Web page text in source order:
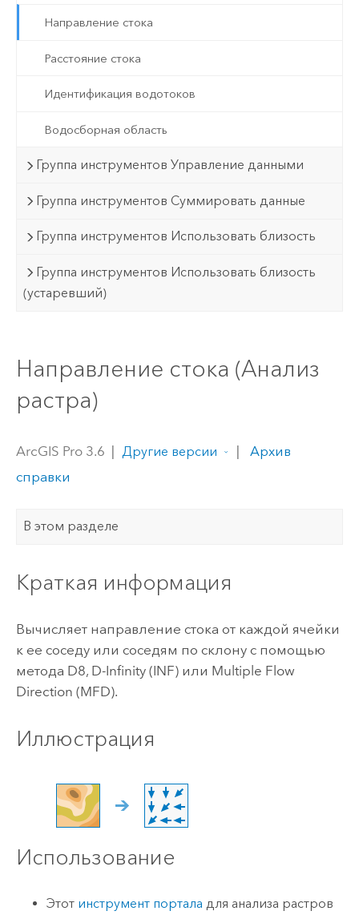
Направление стока
Расстояние стока
Идентификация водотоков
Водосборная область
Группа инструментов Управление данными
Группа инструментов Суммировать данные
Группа инструментов Использовать близость
Группа инструментов Использовать близость
(устаревший)
Направление стока (Анализ
растра)
ArcGIS Pro 3.6 | Другие версии |
Архив
справки
В этом разделе
Краткая информация
Вычисляет направление стока от каждой ячейки
к ее соседу или соседям по склону с помощью
метода D8, D-Infinity (INF) или Multiple Flow
Direction (MFD).
Иллюстрация
Использование
Этот инструмент портала для анализа растров